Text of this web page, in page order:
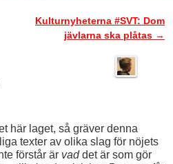
Kulturnyheterna #SVT: Dom
jävlarna ska plåtas →
här laget, så gräver denna
texter av olika slag för nöjets
förstår är vaddet är som gör